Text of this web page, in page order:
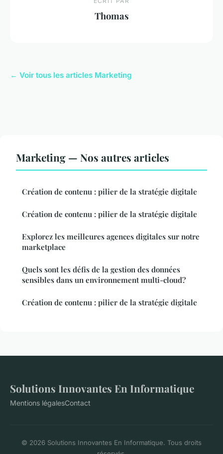
Thomas
← Voir tous les articles Marketing
Marketing — Nos autres articles
Création de contenu : pilier de la stratégie digitale
Création de contenu : pilier de la stratégie digitale
Explorez les meilleures agences digitales sur notre
marketplace
Quels sont les défis de la gestion des données
sensibles dans un environnement multi-cloud?
Création de contenu : pilier de la stratégie digitale
Solutions Innovantes En Informatique
Mentions légalesContact
© 2026 Solutions Innovantes En Informatique. Tous droits